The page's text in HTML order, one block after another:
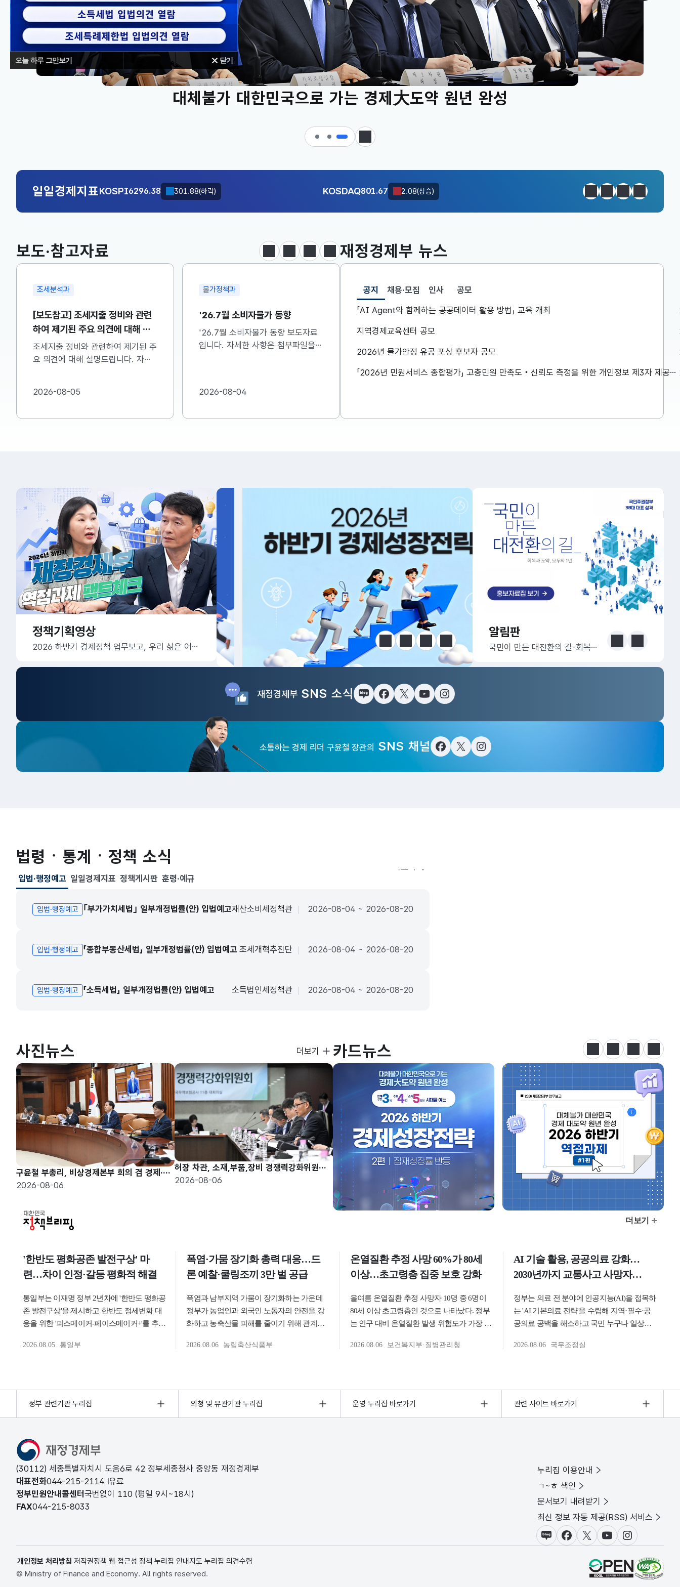
오늘 하루 그만보기 닫기
대체불가 대한민국으로 가는 경제大도약 원년 완성
정지
일일경제지표
KOSDAQ 801.67
301.88(하락) 2.08(상승)
국고채(3년) 달러-원 1424.9000 0.2000(상승)
정지이전다음일일경제지
보도·참고자료
조세분석과
[보도참고] 조세지출 정비와 관련
하여 제기된 주요 의견에 대해 설
명드립니다
조세지출 정비와 관련하여 제기된 주
요 의견에 대해 설명드립니다. 자세
2026-08-05
물가정책과
'26.7월 소비자물가 동향
'26.7월 소비자물가 동향 보도자료
입니다. 자세한 사항은 첨부파일을
2026-08-04
정책조정총괄과
비상경제본부 회의 겸 경제·구조혁
신 관계장관회의 개최
구윤철 부총리 겸 재정경제부장관은
비상경제본부 회의 겸 경제·구조혁신
제16차 소재부품장비 경쟁력강화
차 소재·부품·장비 경쟁력강화위원회
정지 이전 다음 보도·참고자료 더보기
재정경제부 뉴스
공지
선택됨
공지
「AI Agent와 함께하는 공공데이터 활용 방법」 교육 개최
지역경제교육센터 공모
2026년 물가안정 유공 포상 후보자 공모
「2026년 민원서비스 종합평가」 고충민원 만족도‧신뢰도 측정을 위한 개인정보 제3자 제공사항 공고
채용·모집 인사 공모
정책기획영상
2026 하반기 경제정책 업무보고, 우리 삶은 어떻게 달라질까요? 정지 이전 다음 한눈에 보는 정책 더보기
알림판
알림판
전국민 공급망 애로 핫라인 개설
알림판
국민이 만든 대전환의 길-회복과 도약, 모두의 1년 이전 다음
재정경제부 SNS 소식 블로그페이스북트위터(X)
유튜브인스타그램
소통하는 경제 리더 구윤철 장관의 SNS 채널 페이스북트위터(X)인스타그램
법령ㆍ통계ㆍ정책 소식
입법·행정예고
선택됨
입법·행정예고
입법·행정예고 ｢부가가치세법｣ 일부개정법률(안) 입법예고재산소비세정책관 2026-08-04 ~ 2026-08-20
입법·행정예고 「종합부동산세법」 일부개정법률(안) 입법예고 조세개혁추진단 2026-08-04 ~ 2026-08-20
입법·행정예고 「소득세법」 일부개정법률(안) 입법예고 소득법인세정책관 2026-08-04 ~ 2026-08-20
더보기
일일경제지표 정책게시판 훈령·예규
사진뉴스
구윤철 부총리, 비상경제본부 희의 겸 경제·구조혁신 관계장관회의 주재
2026-08-06
허장 차관, 소재,부품,장비 경쟁력강화위원회 주재
2026-08-06
사진뉴스
더보기 카드뉴스 정지 이전 다음 카드뉴
정부 관련기관 누리집 외청 및 유관기관 누리집 운영 누리집 바로가기 관련 사이트 바로가기
(30112) 세종특별자치시 도움6로 42 정부세종청사 중앙동 재정경제부
대표전화044-215-2114 유료
정부민원안내콜센터 국번없이 110 (평일 9시~18시)
FAX044-215-8033
누리집 이용안내
ㄱ~ㅎ 색인
문서보기 내려받기
최신 정보 자동 제공(RSS) 서비스
블로그페이스북X(트위터)
유튜브인스타그램
개인정보 처리방침 저작권정책 웹 접근성 정책 누리집 안내지도 누리집 의견수렴
© Ministry of Finance and Economy. All rights reserved.